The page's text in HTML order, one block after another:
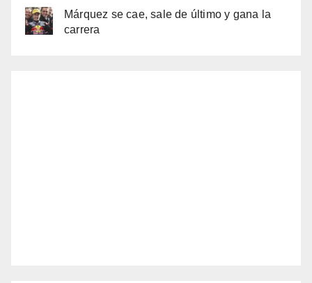
Márquez se cae, sale de último y gana la
carrera